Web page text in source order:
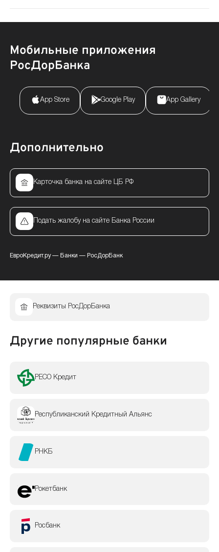
Мобильные приложения
РосДорБанка
App Store Google Play App Gallery
Дополнительно
Карточка банка на сайте ЦБ РФ
Подать жалобу на сайте Банка России
ЕвроКредит.ру— Банки — РосДорБанк
Реквизиты РосДорБанка
Другие популярные банки
РЕСО Кредит
Республиканский Кредитный Альянс
РНКБ
Рокетбанк
Росбанк